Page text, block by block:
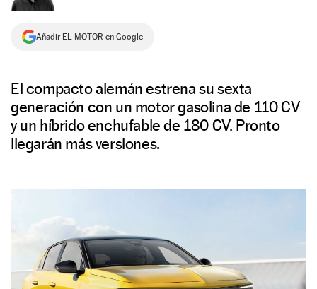
Añadir EL MOTOR en Google
El compacto alemán estrena su sexta
generación con un motor gasolina de 110 CV
y un híbrido enchufable de 180 CV. Pronto
llegarán más versiones.